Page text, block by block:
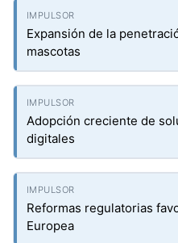
Expansión de la
mascotas
Adopción creciente de
digitales
Reformas regulatorias
Europea